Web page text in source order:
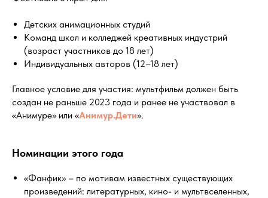
Детских анимационных студий
Команд школ и колледжей креативных индустрий
(возраст участников до 18 лет)
Индивидуальных авторов (12–18 лет)
Главное условие для участия: мультфильм должен быть
создан не раньше 2023 года и ранее не участвовал в
«Анимуре» или «Анимур.Дети».
Номинации этого года
«Фанфик» – по мотивам известных существующих
произведений: литературных, кино- и мультвселенных,